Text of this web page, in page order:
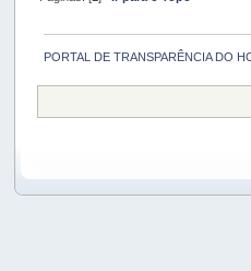
PORTAL DE TRANSPARÊNCIA DO